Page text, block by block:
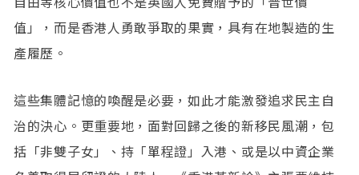
值」，而是香港人勇敢爭取的果實，具有在地製造的生
產履歷。
這些集體記憶的喚醒是必要，如此才能激發追求民主自
治的決心。更重要地，面對回歸之後的新移民風潮，包
括「非雙子女」、持「單程證」入港、或是以中資企業